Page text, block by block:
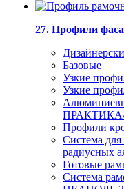
27. Профили
Базовые
Узкие
Узкие
ПРАКТИКА/
Профили
Система для
радиусных
Готовые
Система